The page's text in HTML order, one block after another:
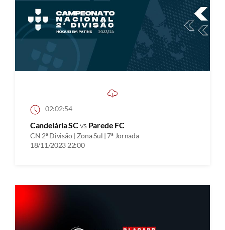
02:02:54
Candelária SCvs Parede FC
CN 2ª Divisão | Zona Sul | 7ª Jornada
18/11/2023 22:00